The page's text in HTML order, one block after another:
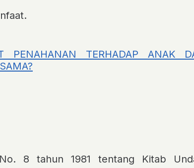
PENAHANAN TERHADAP ANAK
8 tahun 1981 tentang Kitab